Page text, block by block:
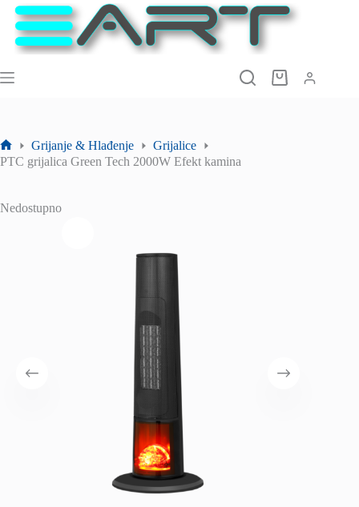
Preskoči
sadržaj
Košarica
Početna
stranica
Grijanje & Hlađenje
Grijalice
PTC grijalica Green Tech 2000W Efekt kamina
Nedostupno